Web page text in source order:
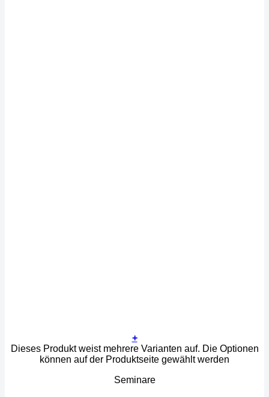
+
Dieses Produkt weist mehrere Varianten auf. Die Optionen
können auf der Produktseite gewählt werden
Seminare